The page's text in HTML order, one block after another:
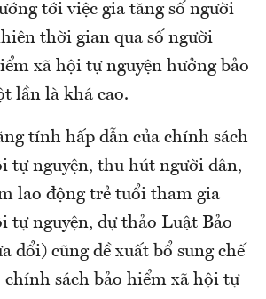
tới việc gia tăng số người
thời gian qua số người
xã hội tự nguyện hưởng bảo
lần là khá cao.
tính hấp dẫn của chính sách
tự nguyện, thu hút người dân,
lao động trẻ tuổi tham gia
tự nguyện, dự thảo Luật Bảo
đổi) cũng đề xuất bổ sung chế
chính sách bảo hiểm xã hội tự